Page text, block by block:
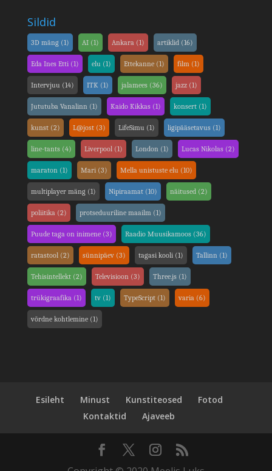
Sildid
3D mäng (1) AI(1) Ankara (1) artiklid (16)
Eda Ines Etti(1) elu (1) Ettekanne(1) film (1)
Intervjuu (14) ITK (1) jalamees(36) jazz(1)
Jututuba Vanalinn (1) Kaido Kikkas(1) konsert(1)
kunst(2) L@jost(3) LifeSimu (1) ligipääsetavus(1)
line-tants(4) Liverpool(1) London (1) Lucas Nikolas(2)
maraton (1) Mari(3) Mella unistuste elu (10)
multiplayer mäng (1) Nipiraamat(10) näitused (2)
poliitika (2) protseduuriline maailm (1)
Puude taga on inimene(3) Raadio Muusikamoos(36)
ratastool(2) sünnipäev(3) tagasi kooli(1) Tallinn (1)
Tehisintellekt(2) Televisioon (3) Three.js(1)
trükigraafika (1) tv(1) TypeScript(1) varia (6)
võrdne kohtlemine(1)
Esileht Minust Kunstiteosed
Fotod
Kontaktid
Ajaveeb